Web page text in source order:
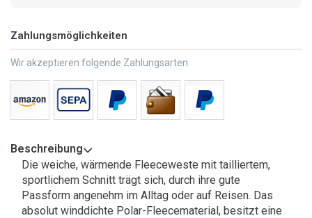
Zahlungsmöglichkeiten
Wir akzeptieren folgende Zahlungsarten
Beschreibung
Die weiche, wärmende Fleeceweste mit tailliertem,
sportlichem Schnitt trägt sich, durch ihre gute
Passform angenehm im Alltag oder auf Reisen. Das
absolut winddichte Polar-Fleecematerial, besitzt eine